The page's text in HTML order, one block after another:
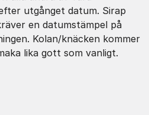
utgånget datum. Sirap
en datumstämpel på
Kolan/knäcken kommer
lika gott som vanligt.